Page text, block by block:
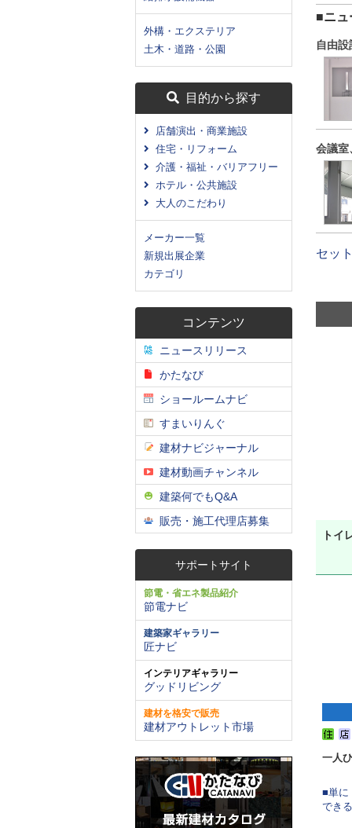
外構・エクステリア
土木・道路・公園
目的から探す
店舗演出・商業施設
住宅・リフォーム
介護・福祉・バリアフリー
ホテル・公共施設
大人のこだわり
メーカー一覧
新規出展企業
カテゴリ
コンテンツ
ニュースリリース
かたなび
ショールームナビ
すまいりんぐ
建材ナビジャーナル
建材動画チャンネル
建築何でもQ&A
販売・施工代理店募集
サポートサイト
節電・省エネ製品紹介
節電ナビ
建築家ギャラリー
匠ナビ
インテリアギャラリー
グッドリビング
建材を格安で販売
建材アウトレット市場
■ニュ
自由
会議室
セッ
トイ
一人
■単に
でき